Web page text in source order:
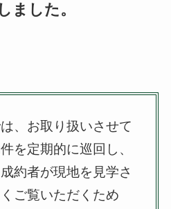
ました。
、お取り扱いさせて
を定期的に巡回し、
約者が現地を見学さ
ご覧いただくため